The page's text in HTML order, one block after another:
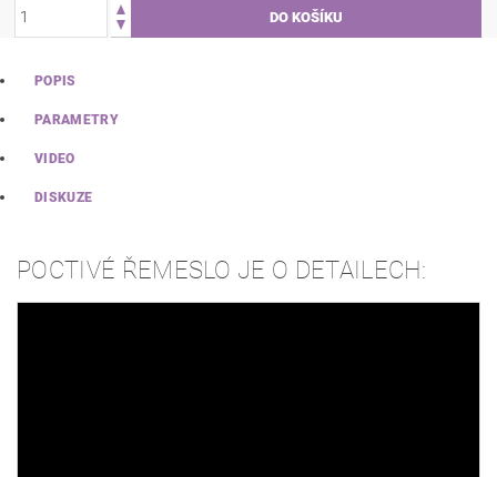
POPIS
PARAMETRY
VIDEO
DISKUZE
POCTIVÉ ŘEMESLO JE O DETAILECH: